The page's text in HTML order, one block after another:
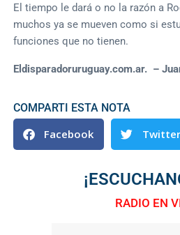
El tiempo le dará o no la razón a
muchos ya se mueven como si
funciones que no tienen.
Eldisparadoruruguay.com.ar. –
COMPARTI ESTA NOTA
Facebook Twitter
RADIO EN